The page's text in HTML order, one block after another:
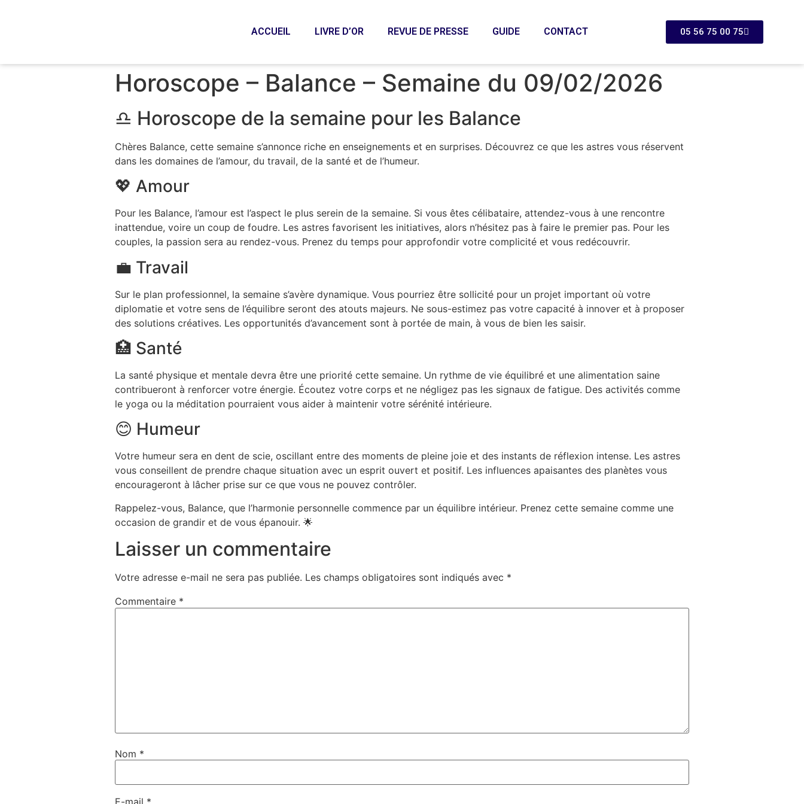
ACCUEIL LIVRE D’OR REVUE DE PRESSE GUIDE CONTACT 05 56 75 00 75
Horoscope – Balance – Semaine du 09/02/2026
♎ Horoscope de la semaine pour les Balance
Chères Balance, cette semaine s’annonce riche en enseignements et en surprises. Découvrez ce que les astres vous réservent
dans les domaines de l’amour, du travail, de la santé et de l’humeur.
💖 Amour
Pour les Balance, l’amour est l’aspect le plus serein de la semaine. Si vous êtes célibataire, attendez-vous à une rencontre
inattendue, voire un coup de foudre. Les astres favorisent les initiatives, alors n’hésitez pas à faire le premier pas. Pour les
couples, la passion sera au rendez-vous. Prenez du temps pour approfondir votre complicité et vous redécouvrir.
💼 Travail
Sur le plan professionnel, la semaine s’avère dynamique. Vous pourriez être sollicité pour un projet important où votre
diplomatie et votre sens de l’équilibre seront des atouts majeurs. Ne sous-estimez pas votre capacité à innover et à proposer
des solutions créatives. Les opportunités d’avancement sont à portée de main, à vous de bien les saisir.
🏥 Santé
La santé physique et mentale devra être une priorité cette semaine. Un rythme de vie équilibré et une alimentation saine
contribueront à renforcer votre énergie. Écoutez votre corps et ne négligez pas les signaux de fatigue. Des activités comme
le yoga ou la méditation pourraient vous aider à maintenir votre sérénité intérieure.
😊 Humeur
Votre humeur sera en dent de scie, oscillant entre des moments de pleine joie et des instants de réflexion intense. Les astres
vous conseillent de prendre chaque situation avec un esprit ouvert et positif. Les influences apaisantes des planètes vous
encourageront à lâcher prise sur ce que vous ne pouvez contrôler.
Rappelez-vous, Balance, que l’harmonie personnelle commence par un équilibre intérieur. Prenez cette semaine comme une
occasion de grandir et de vous épanouir. 🌟
Laisser un commentaire
Votre adresse e-mail ne sera pas publiée. Les champs obligatoires sont indiqués avec *
Commentaire *
Nom *